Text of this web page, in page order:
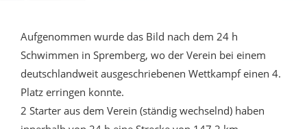
Aufgenommen wurde das Bild nach dem 24 h
Schwimmen in Spremberg, wo der Verein bei einem
deutschlandweit ausgeschriebenen Wettkampf einen 4.
Platz erringen konnte.
2 Starter aus dem Verein (ständig wechselnd) haben